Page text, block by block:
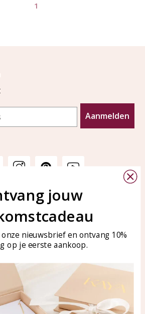
1
Aanmelden
KAYA Sieraden
Bellen of WhatsApp Ma-Vr
Tel: 0850003187
WhatsApp: 0850003187
klantenservice@kayasierade
jouw
nieuwsbrief en ontvang 10%
op je eerste aankoop.